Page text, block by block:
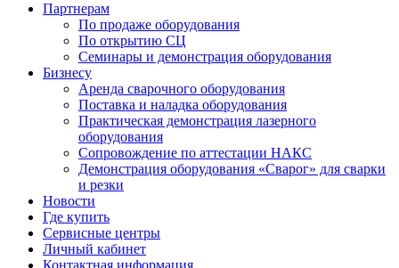
Партнерам
По продаже оборудования
По открытию СЦ
Семинары и демонстрация оборудования
Бизнесу
Аренда сварочного оборудования
Поставка и наладка оборудования
Практическая демонстрация лазерного
оборудования
Сопровождение по аттестации НАКС
Демонстрация оборудования «Сварог» для сварки
и резки
Новости
Где купить
Сервисные центры
Личный кабинет
Контактная информация